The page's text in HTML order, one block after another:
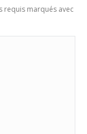
requis marqués avec